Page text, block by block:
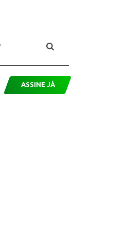
ASSINE JÁ